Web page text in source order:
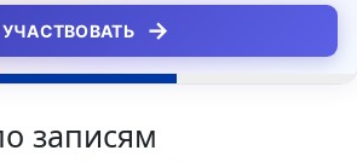
УЧАСТВОВАТЬ →
записям